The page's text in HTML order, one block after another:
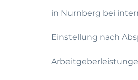
in Nurnberg bei
Einstellung nach